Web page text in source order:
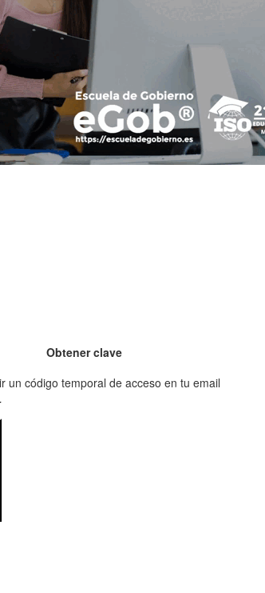
Obtener clave
un código temporal de acceso en tu email